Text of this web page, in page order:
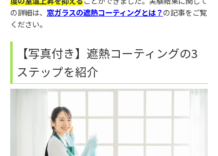
の詳細は、 窓ガラスの遮熱コーティングとは？の記事をご覧
ください。
【写真付き】遮熱コーティングの3
ステップを紹介